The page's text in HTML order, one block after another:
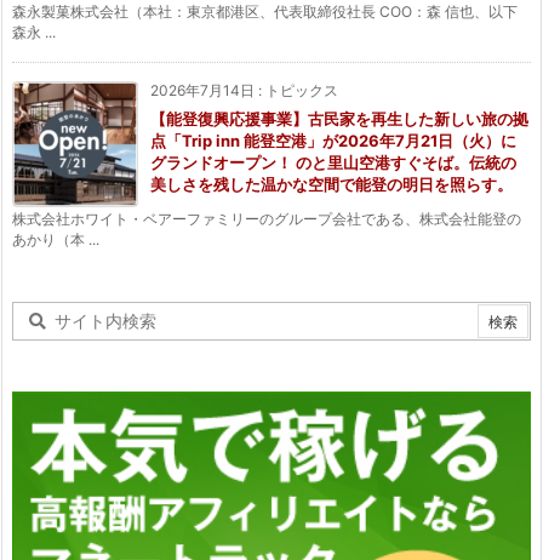
森永製菓株式会社（本社：東京都港区、代表取締役社長 COO：森 信也、以下
森永 ...
2026年7月14日 : トピックス
【能登復興応援事業】古民家を再生した新しい旅の拠
点「Trip inn 能登空港」が2026年7月21日（火）に
グランドオープン！ のと里山空港すぐそば。伝統の
美しさを残した温かな空間で能登の明日を照らす。
株式会社ホワイト・ベアーファミリーのグループ会社である、株式会社能登の
あかり（本 ...